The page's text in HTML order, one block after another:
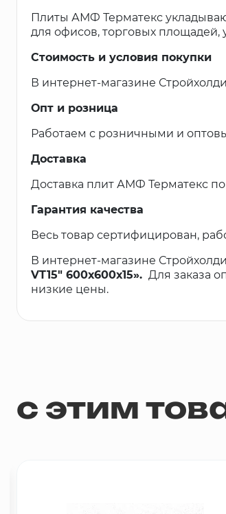
Плиты АМФ Терматекс
для офисов, торговых
Стоимость и условия покупки
В интернет-магазине
Опт и розница
Работаем с розничными и
Доставка
Доставка плит АМФ Терматекс
Гарантия качества
Весь товар сертифицирован,
В интернет-магазине
VT15" 600х600х15». Для заказа
низкие цены.
с этим